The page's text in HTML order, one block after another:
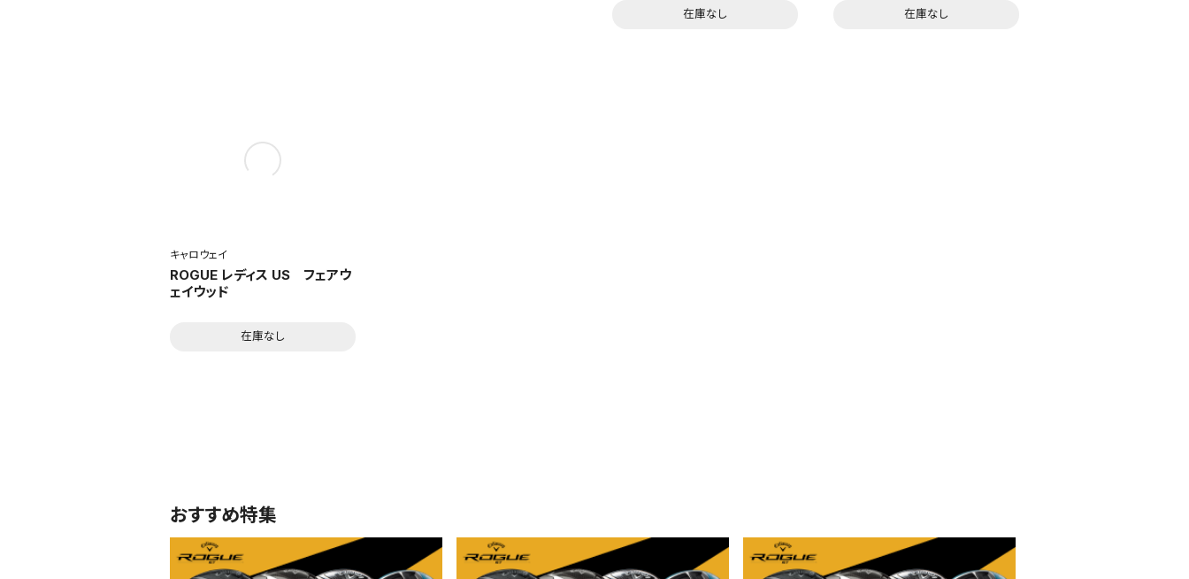
在庫なし 在庫なし
キャロウェイ
ROGUE レディス US フェアウ
ェイウッド
在庫なし
おすすめ特集